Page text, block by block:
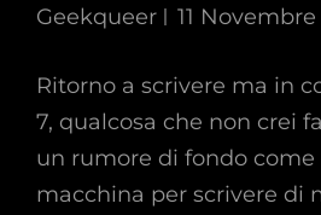
Geekqueer 11
Ritorno a scrivere ma in
7, qualcosa che non crei
un rumore di fondo come
macchina per scrivere di